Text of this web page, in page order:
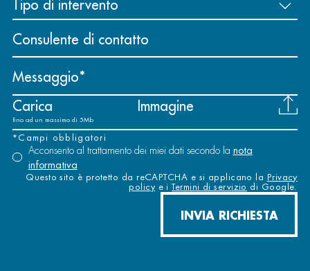
Consulente di contatto
Messaggio
Carica
Immagine
fino ad un massimo di 5Mb
*Campi obbligatori
Acconsento al trattamento dei miei dati secondo la nota
informativa
Questo sito è protetto da reCAPTCHA e si applicano la Privacy
policye iTermini di servizio di Google.
INVIA RICHIESTA